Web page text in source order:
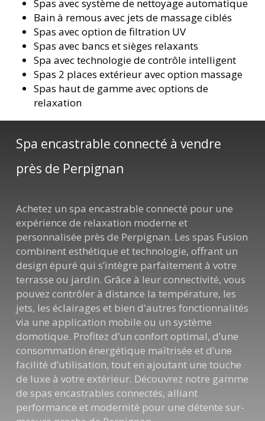
Spas avec système de nettoyage automatique
Bain à remous avec jets de massage ciblés
Spas avec option de filtration UV
Spas avec bancs et sièges relaxants
Spa avec technologie de contrôle intelligent
Spas 2 places extérieur avec option massage
Spas haut de gamme avec options de
relaxation
Spa encastrable connecté à vendre
près de Perpignan
Achetez un spa encastrable connecté pour une
expérience de relaxation moderne et
personnalisée près de Perpignan. Les spas Fusion
combinent esthétique et technologie, offrant un
design épuré qui s’intègre parfaitement à votre
terrasse ou jardin. Grâce à leur connectivité, vous
pouvez contrôler à distance la température, les
jets, les éclairages et bien d'autres fonctionnalités
via une application mobile ou un système
domotique. Profitez d’un confort optimal, d’une
consommation énergétique maîtrisée et d’une
facilité d’utilisation, tout en ajoutant une touche
de luxe à votre extérieur. Découvrez notre gamme
de spas encastrables connectés, alliant
performance et modernité pour une détente sur-